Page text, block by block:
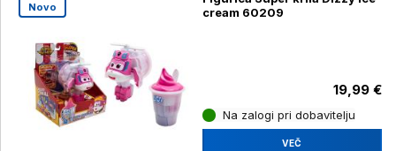
Novo
cream 60209
19,99 €
Na zalogi pri dobavitelju
VEČ